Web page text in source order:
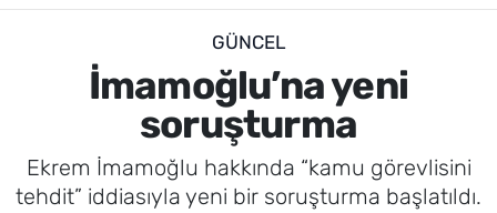
GÜNCEL
İmamoğlu’na yeni
soruşturma
Ekrem İmamoğlu hakkında “kamu görevlisini
tehdit” iddiasıyla yeni bir soruşturma başlatıldı.